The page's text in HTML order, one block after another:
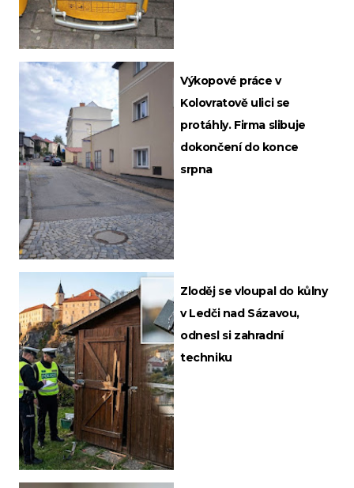
Výkopové práce v
Kolovratově ulici se
protáhly. Firma slibuje
dokončení do konce
srpna
Zloděj se vloupal do kůlny
v Ledči nad Sázavou,
odnesl si zahradní
techniku